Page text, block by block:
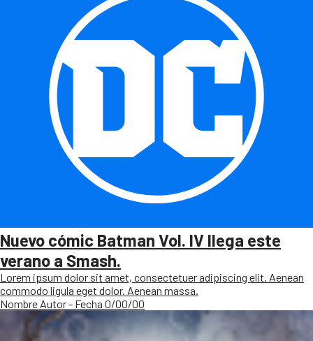
Nuevo cómic Batman Vol. IV llega este
verano a Smash.
Lorem ipsum dolor sit amet, consectetuer adipiscing elit. Aenean
commodo ligula eget dolor. Aenean massa.
Nombre Autor - Fecha 0/00/00